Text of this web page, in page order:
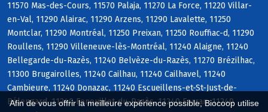
Afin de vous offrir la meilleure expérience possible, Biocoop utilise
11570 Mas-des-Cours, 11570 Palaja, 11270 La Force, 11220 Villar-
en-Val, 11290 Alairac, 11290 Arzens, 11290 Lavalette, 11250
Montclar, 11290 Montréal, 11250 Preixan, 11250 Rouffiac-d, 11290
Roullens, 11290 Villeneuve-lès-Montréal, 11240 Alaigne, 11240
Bellegarde-du-Razès, 11240 Belvèze-du-Razès, 11270 Brézilhac,
11300 Brugairolles, 11240 Cailhau, 11240 Cailhavel, 11240
Cambieure, 11240 Donazac, 11240 Escueillens-et-St-Just-de-
Bélengard, 11240 Fenouillet-du-Razès, 11240 Ferran, 11240